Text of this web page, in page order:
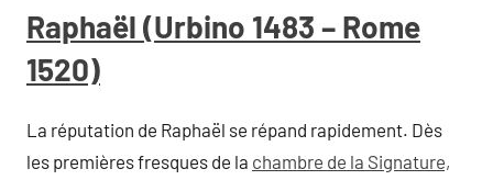
Raphaël (Urbino 1483 – Rome
1520)
La réputation de Raphaël se répand rapidement. Dès
les premières fresques de la chambre de la Signature,